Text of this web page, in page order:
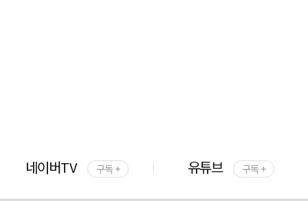
네이버TV 구독 + 유튜브 구독 +